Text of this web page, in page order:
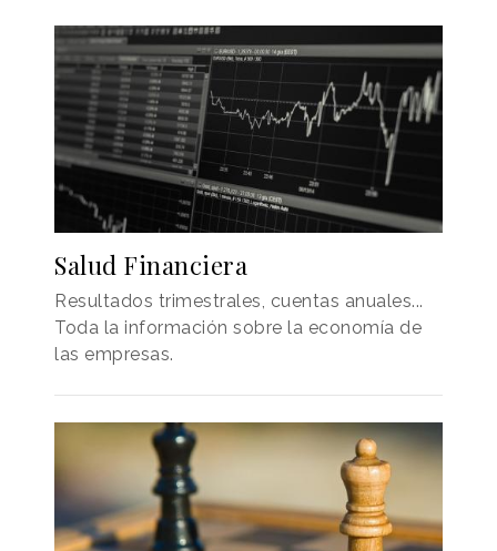
Salud Financiera
Resultados trimestrales, cuentas anuales...
Toda la información sobre la economía de
las empresas.